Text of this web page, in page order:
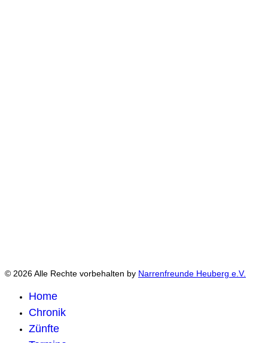
© 2026 Alle Rechte vorbehalten by Narrenfreunde Heuberg e.V.
Home
Chronik
Zünfte